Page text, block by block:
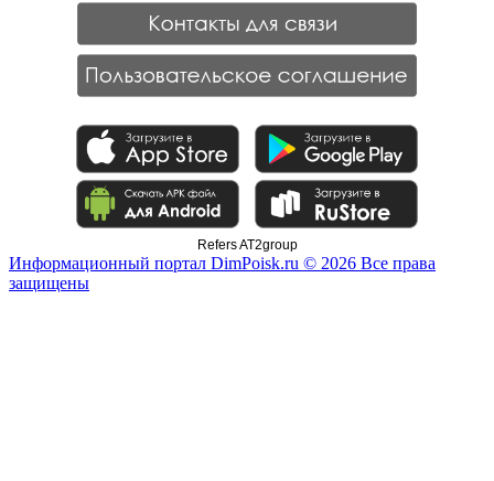
Refers AT2group
Информационный портал DimPoisk.ru © 2026 Все права
защищены